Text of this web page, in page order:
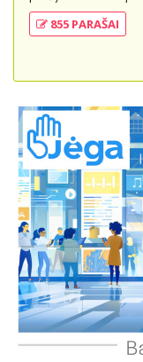
Valakampių
strateginius
suteikdamas
dviratininkams.
ekonominę ir
konsultacijas ir
planus, siekiant
ir prisitaikymą prie
855 PARAŠAI